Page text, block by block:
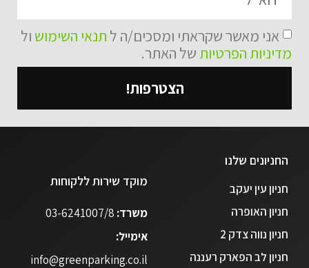
אני מאשר שקראתי ומסכים/ה ל תנאי השימוש ול
מדיניות הפרטיות של האתר.
הצטרפות!
החניונים שלנו
חניון עין יעקב
חניון האופרה
חניון נווה צדק 2
חניון לב הפארק רעננה
מוקד שירות ללקוחות
משרד: 03-6241007/8
אימייל:
info@greenparking.co.il